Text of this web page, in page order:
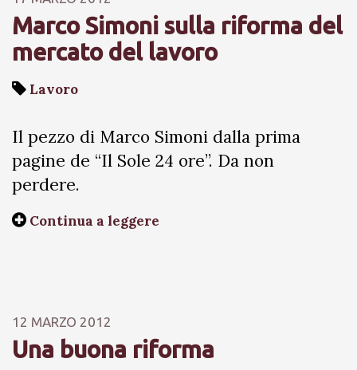
Marco Simoni sulla riforma del
mercato del lavoro
Lavoro
Il pezzo di Marco Simoni dalla prima
pagine de “Il Sole 24 ore”. Da non
perdere.
Continua a leggere
12 MARZO 2012
Una buona riforma